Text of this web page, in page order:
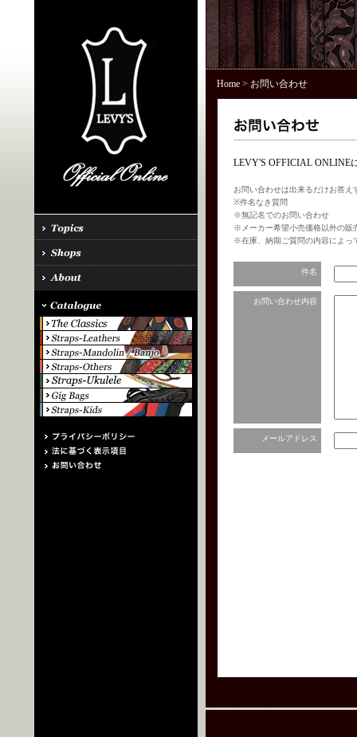
Home> お問い合わせ
LEVY'S OFFICIAL ONLINE
お問い合わせは出来るだけお答
※件名なき質問
※無記名でのお問い合わせ
※メーカー希望小売価格以外の販
※在庫、納期ご質問の内容によっ
件名
お問い合わせ内容
メールアドレス